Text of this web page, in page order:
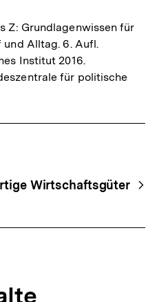
Z: Grundlagenwissen für
und Alltag. 6. Aufl.
Institut 2016.
für politische
Wirtschaftsgüter